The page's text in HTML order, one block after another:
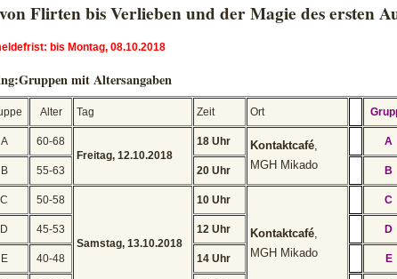
Flirten bis Verlieben und der Magie des ersten
bis Montag, 08.10.2018
mit Altersangaben
Alter Tag Zeit Ort
A
60-68
Freitag, 12.10.2018
18 Uhr Kontaktcafé,
MGH Mikado
A
B 55-63 20 Uhr B
C 50-58
Samstag, 13.10.2018
10 Uhr
Kontaktcafé,
MGH Mikado
C
D 45-53 12 Uhr D
E 40-48 14 Uhr E